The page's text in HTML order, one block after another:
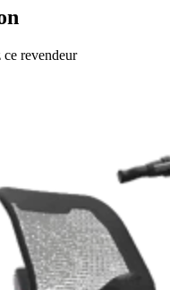
ce revendeur